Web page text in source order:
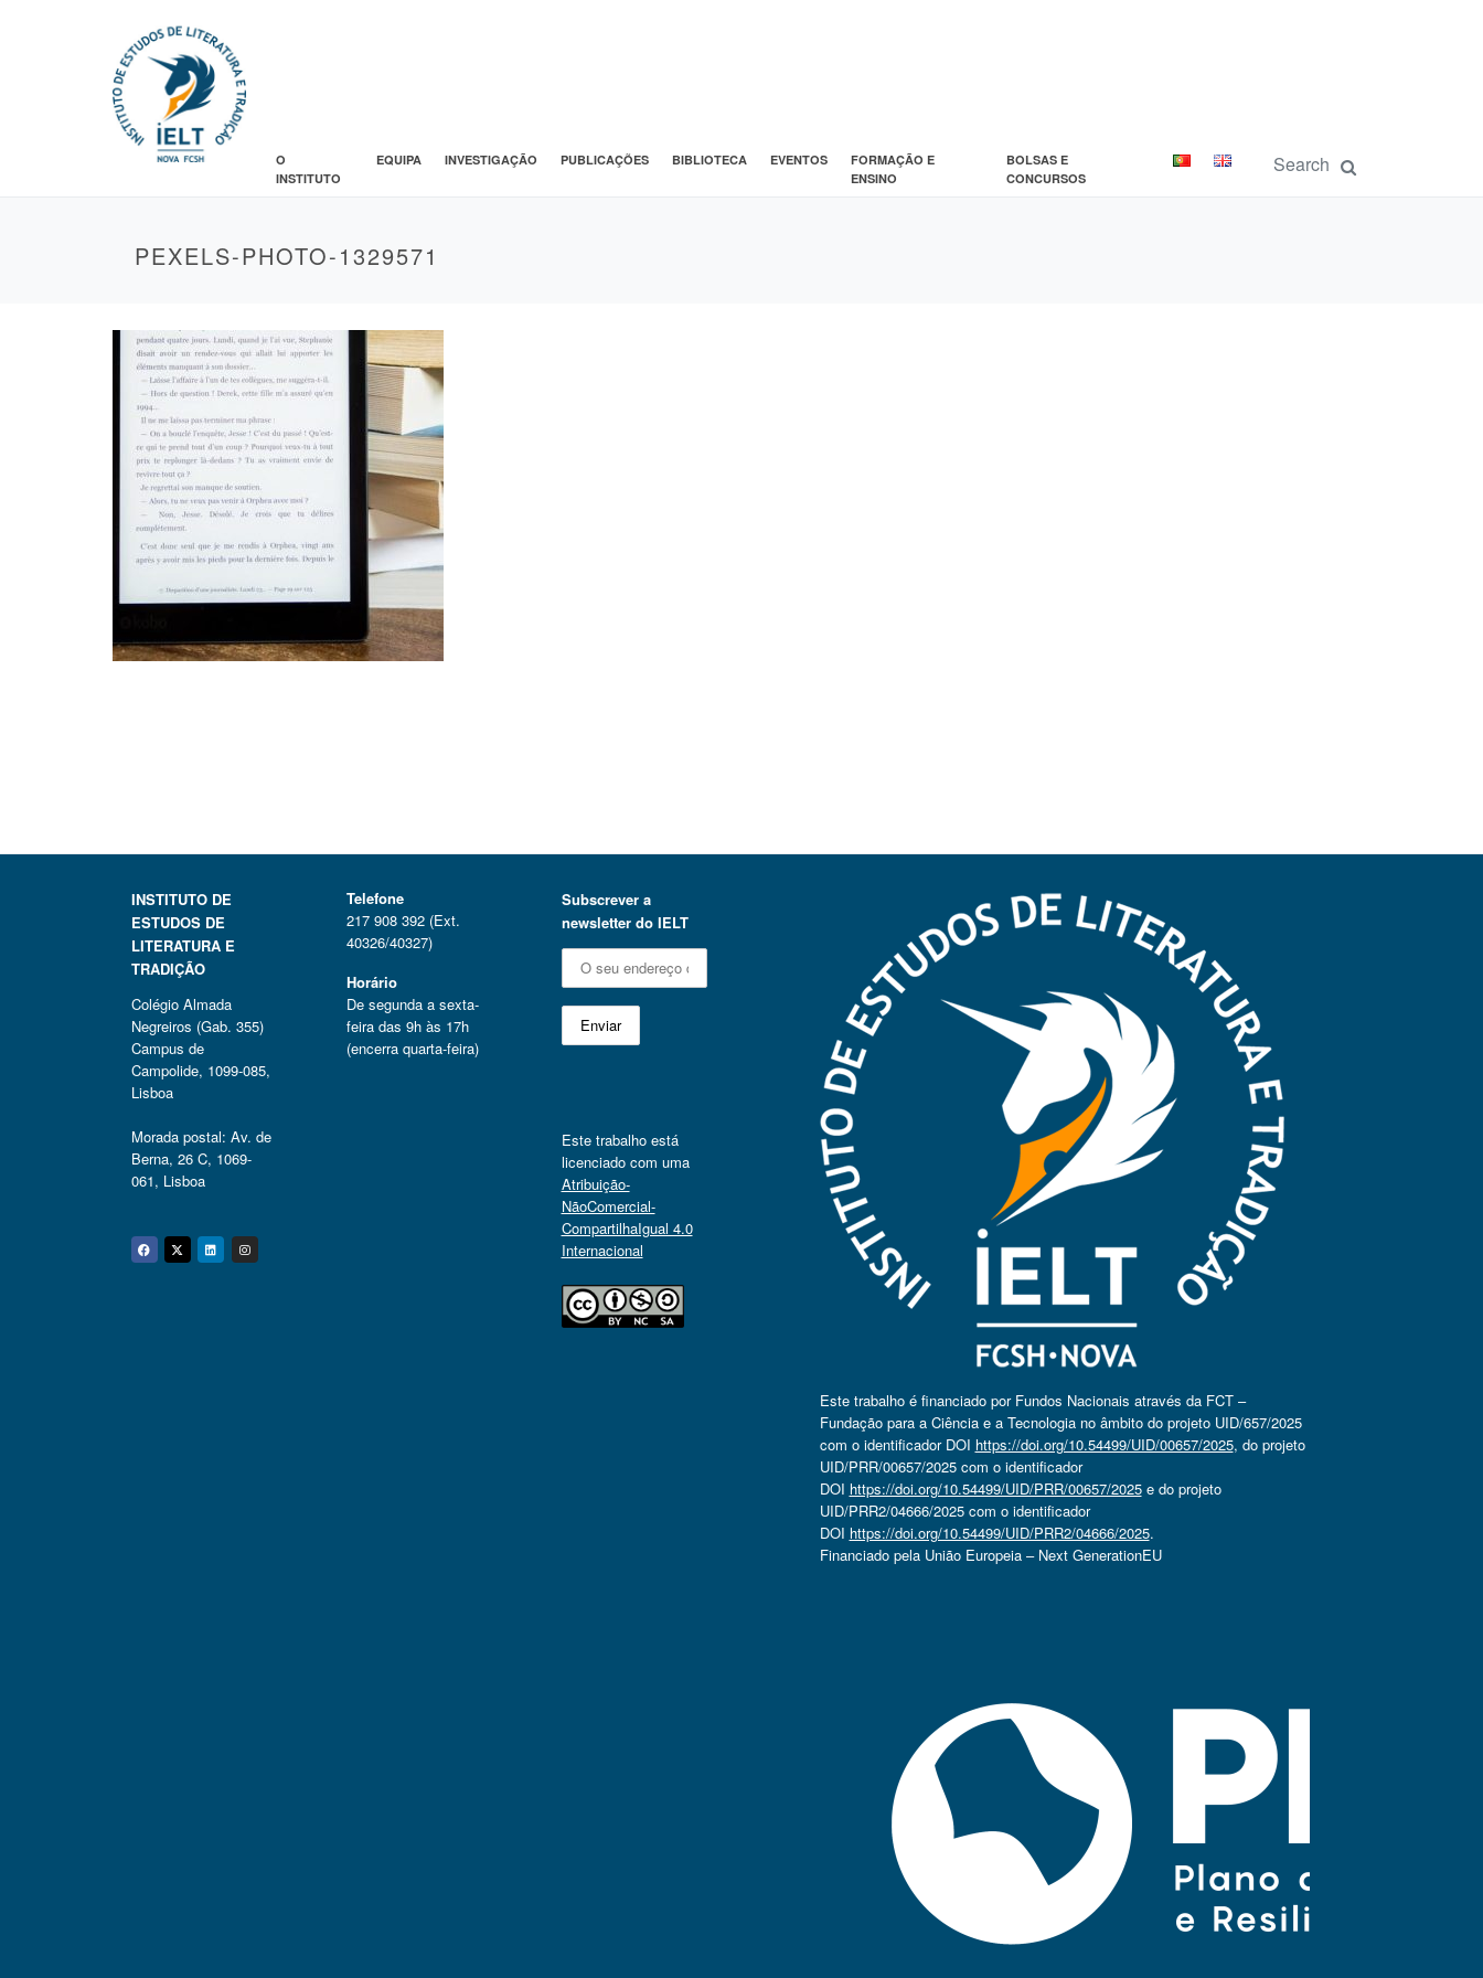
O
INSTITUTO
EQUIPA INVESTIGAÇÃO PUBLICAÇÕES BIBLIOTECA EVENTOS
FORMAÇÃO E
ENSINO
BOLSAS E
CONCURSOS
PEXELS-PHOTO-1329571
INSTITUTO DE
ESTUDOS DE
LITERATURA E
TRADIÇÃO
Colégio Almada
Negreiros (Gab. 355)
Campus de
Campolide, 1099-085,
Lisboa
Morada postal: Av. de
Berna, 26 C, 1069-
061, Lisboa
Facebook
Twitter
Linkedin
Instagram
Telefone
217 908 392 (Ext.
40326/40327)
Horário
De segunda a sexta-
feira das 9h às 17h
(encerra quarta-feira)
Subscrever a
newsletter do IELT
Este trabalho está
licenciado com uma
Atribuição-
NãoComercial-
CompartilhaIgual 4.0
Internacional
Este trabalho é financiado por Fundos Nacionais através da FCT –
Fundação para a Ciência e a Tecnologia no âmbito do projeto UID/657/2025
com o identificador DOI https://doi.org/10.54499/UID/00657/2025, do projeto
UID/PRR/00657/2025 com o identificador
DOI https://doi.org/10.54499/UID/PRR/00657/2025e do projeto
UID/PRR2/04666/2025 com o identificador
DOI https://doi.org/10.54499/UID/PRR2/04666/2025.
Financiado pela União Europeia – Next GenerationEU